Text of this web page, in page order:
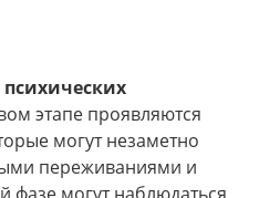
этапе проявляются
могут незаметно
переживаниями и